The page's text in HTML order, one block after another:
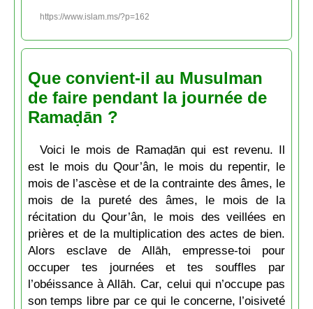
https://www.islam.ms/?p=162
Que convient-il au Musulman
de faire pendant la journée de
Ramaḍān ?
Voici le mois de Ramaḍān qui est revenu. Il
est le mois du Qour’ân, le mois du repentir, le
mois de l’ascèse et de la contrainte des âmes, le
mois de la pureté des âmes, le mois de la
récitation du Qour’ân, le mois des veillées en
prières et de la multiplication des actes de bien.
Alors esclave de Allāh, empresse-toi pour
occuper tes journées et tes souffles par
l’obéissance à Allāh. Car, celui qui n’occupe pas
son temps libre par ce qui le concerne, l’oisiveté